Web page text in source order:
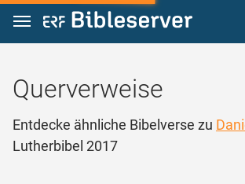
Zum Inhalt springen
Querverweise
Entdecke ähnliche Bibelverse zu
Lutherbibel 2017